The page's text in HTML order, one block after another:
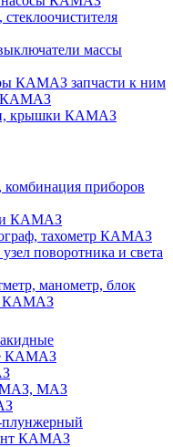
массы
КАМАЗ запчасти к ним
КАМАЗ
крышки КАМАЗ
приборов
КАМАЗ
тахометр КАМАЗ
поворотника и света
манометр, блок
КАМАЗ
КАМАЗ
МАЗ
КАМАЗ